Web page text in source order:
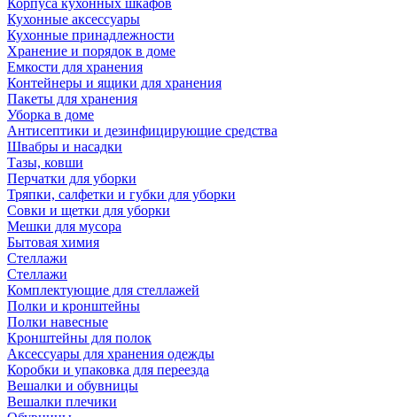
Корпуса кухонных шкафов
Кухонные аксессуары
Кухонные принадлежности
Хранение и порядок в доме
Емкости для хранения
Контейнеры и ящики для хранения
Пакеты для хранения
Уборка в доме
Антисептики и дезинфицирующие средства
Швабры и насадки
Тазы, ковши
Перчатки для уборки
Тряпки, салфетки и губки для уборки
Совки и щетки для уборки
Мешки для мусора
Бытовая химия
Стеллажи
Стеллажи
Комплектующие для стеллажей
Полки и кронштейны
Полки навесные
Кронштейны для полок
Аксессуары для хранения одежды
Коробки и упаковка для переезда
Вешалки и обувницы
Вешалки плечики